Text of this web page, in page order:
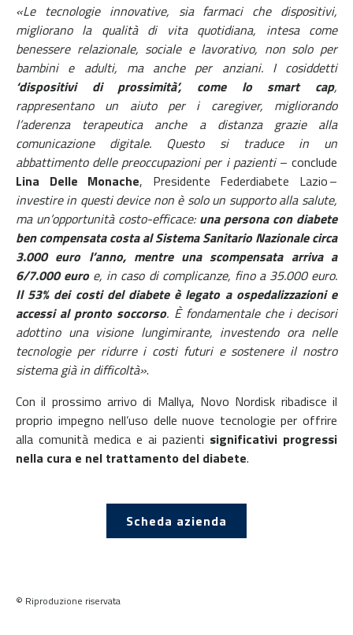
«Le tecnologie innovative, sia farmaci che dispositivi,
migliorano la qualità di vita quotidiana, intesa come
benessere relazionale, sociale e lavorativo, non solo per
bambini e adulti, ma anche per anziani. I cosiddetti
‘dispositivi di prossimità’, come lo smart cap,
rappresentano un aiuto per i caregiver, migliorando
l’aderenza terapeutica anche a distanza grazie alla
comunicazione digitale. Questo si traduce in un
abbattimento delle preoccupazioni per i pazienti– conclude
Lina Delle Monache, Presidente Federdiabete Lazio –
investire in questi device non è solo un supporto alla salute,
ma un’opportunità costo-efficace:una persona con diabete
ben compensata costa al Sistema Sanitario Nazionale circa
3.000 euro l’anno, mentre una scompensata arriva a
6/7.000 euroe, in caso di complicanze, fino a 35.000 euro.
Il 53% dei costi del diabete è legato a ospedalizzazioni e
accessi al pronto soccorso. È fondamentale che i decisori
adottino una visione lungimirante, investendo ora nelle
tecnologie per ridurre i costi futuri e sostenere il nostro
sistema già in difficoltà».
Con il prossimo arrivo di Mallya, Novo Nordisk ribadisce il
proprio impegno nell’uso delle nuove tecnologie per offrire
alla comunità medica e ai pazienti significativi progressi
nella cura e nel trattamento del diabete.
Scheda azienda
© Riproduzione riservata